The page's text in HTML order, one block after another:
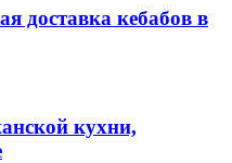
доставка кебабов в
кухни,